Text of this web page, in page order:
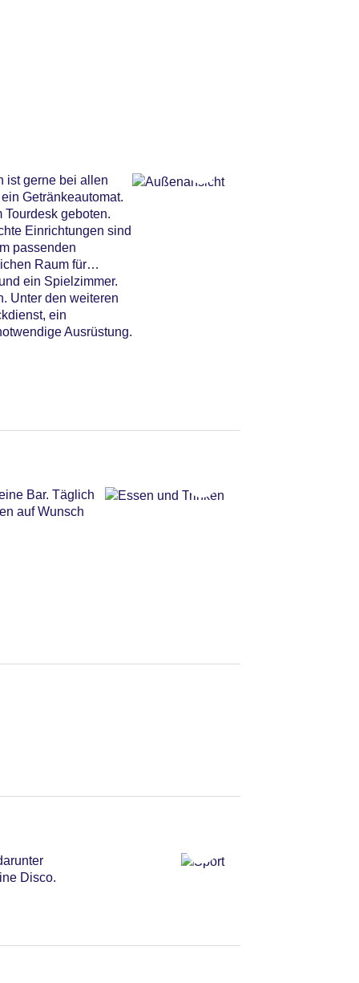
ist gerne bei allen
Getränkeautomat.
geboten.
Einrichtungen sind
passenden
Raum für
ein Spielzimmer.
Unter den weiteren
ein
Ausrüstung.
Bar. Täglich
auf Wunsch
Disco.